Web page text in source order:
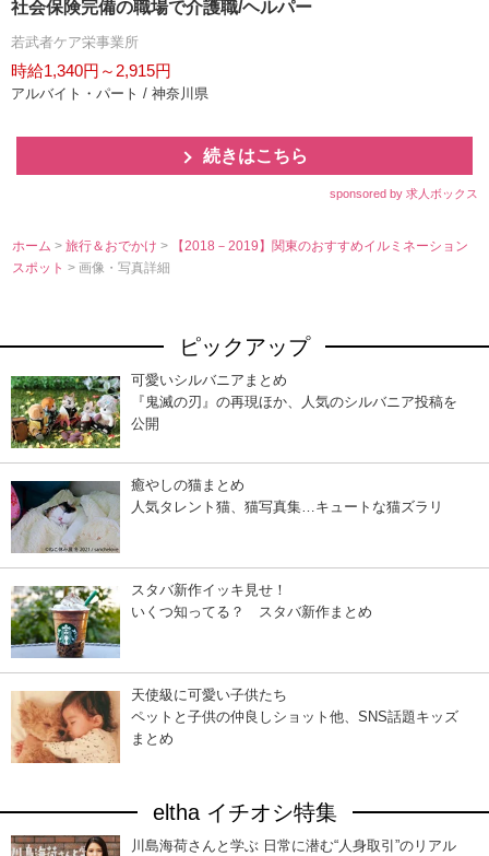
社会保険完備の職場で介護職/ヘルパー
若武者ケア栄事業所
時給1,340円～2,915円
アルバイト・パート / 神奈川県
続きはこちら
sponsored by 求人ボックス
ホーム >旅行＆おでかけ>
【2018－2019】関東のおすすめイルミネーション
スポット> 画像・写真詳細
ピックアップ
可愛いシルバニアまとめ
『鬼滅の刃』の再現ほか、人気のシルバニア投稿を
公開
癒やしの猫まとめ
人気タレント猫、猫写真集…キュートな猫ズラリ
スタバ新作イッキ見せ！
いくつ知ってる？ スタバ新作まとめ
天使級に可愛い子供たち
ペットと子供の仲良しショット他、SNS話題キッズ
まとめ
eltha イチオシ特集
川島海荷さんと学ぶ 日常に潜む“人身取引”のリアル